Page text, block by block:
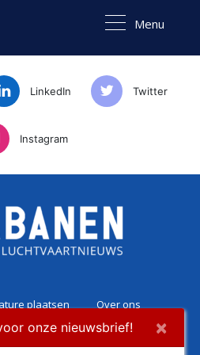
Menu
LinkedIn Twitter
Instagram
plaatsen
Over ons
Contact
onze nieuwsbrief! ×